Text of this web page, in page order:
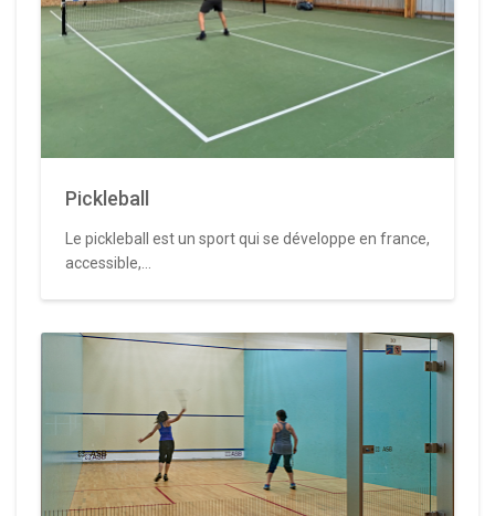
Pickleball
Le pickleball est un sport qui se développe en france,
accessible,...